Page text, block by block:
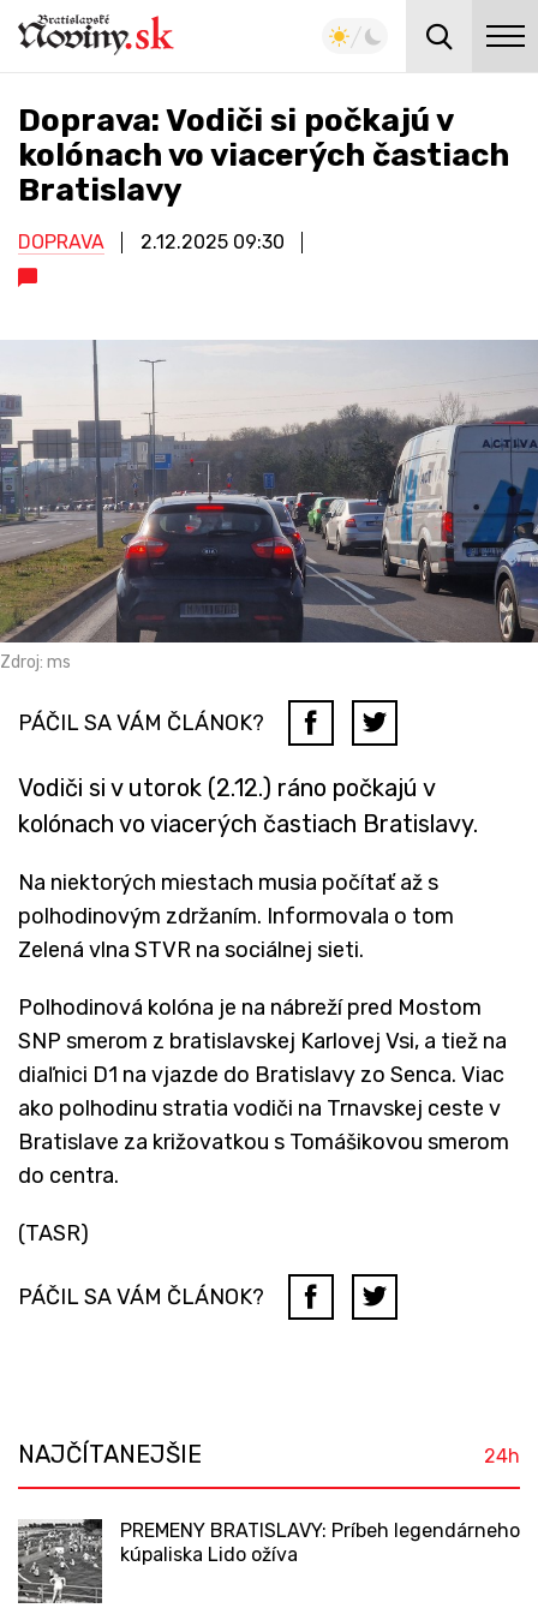
Doprava: Vodiči si počkajú v
kolónach vo viacerých častiach
Bratislavy
DOPRAVA 2.12.2025 09:30
Zdroj: ms
PÁČIL SA VÁM ČLÁNOK?
Vodiči si v utorok (2.12.) ráno počkajú v
kolónach vo viacerých častiach Bratislavy.
Na niektorých miestach musia počítať až s
polhodinovým zdržaním. Informovala o tom
Zelená vlna STVR na sociálnej sieti.
Polhodinová kolóna je na nábreží pred Mostom
SNP smerom z bratislavskej Karlovej Vsi, a tiež na
diaľnici D1 na vjazde do Bratislavy zo Senca. Viac
ako polhodinu stratia vodiči na Trnavskej ceste v
Bratislave za križovatkou s Tomášikovou smerom
do centra.
(TASR)
PÁČIL SA VÁM ČLÁNOK?
NAJČÍTANEJŠIE 24h
PREMENY BRATISLAVY: Príbeh legendárneho
kúpaliska Lido ožíva